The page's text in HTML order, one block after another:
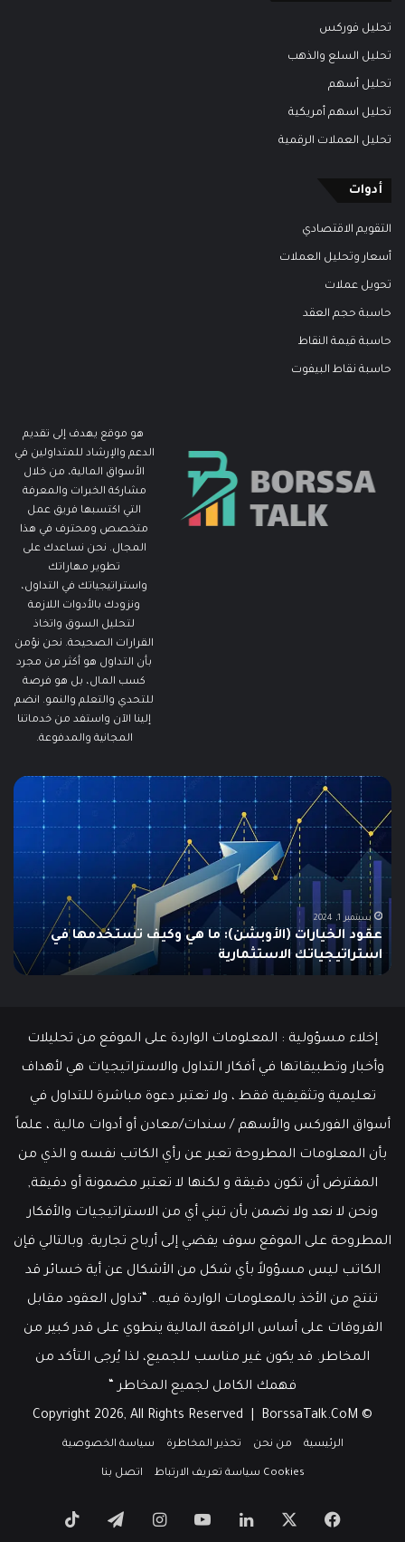
تحليل فوركس
تحليل السلع والذهب
تحليل أسهم
تحليل اسهم أمريكية
تحليل العملات الرقمية
أدوات
التقويم الاقتصادي
أسعار وتحليل العملات
تحويل عملات
حاسبة حجم العقد
حاسبة قيمة النقاط
حاسبة نقاط البيفوت
هو موقع يهدف إلى تقديم
الدعم والإرشاد للمتداولين في
الأسواق المالية، من خلال
مشاركة الخبرات والمعرفة
التي اكتسبها فريق عمل
متخصص ومحترف في هذا
المجال. نحن نساعدك على
تطوير مهاراتك
واستراتيجياتك في التداول،
ونزودك بالأدوات اللازمة
لتحليل السوق واتخاذ
القرارات الصحيحة. نحن نؤمن
بأن التداول هو أكثر من مجرد
كسب المال، بل هو فرصة
للتحدي والتعلم والنمو. انضم
إلينا الآن واستفد من خدماتنا
المجانية والمدفوعة.
ما
هو
الـ
Swing
دليلك
الشامل
للمبتدئين
يونيو 10, 2025
ما هو الـ Swing Trading؟ دليلك الشامل للمبتدئين
إخلاء مسؤولية : المعلومات الواردة على الموقع من تحليلات
وأخبار وتطبيقاتها في أفكار التداول والاستراتيجيات هي لأهداف
تعليمية وتثقيفية فقط ، ولا تعتبر دعوة مباشرة للتداول في
أسواق الفوركس والأسهم / سندات/معادن أو أدوات مالية ، علماً
بأن المعلومات المطروحة تعبر عن رأي الكاتب نفسه و الذي من
المفترض أن تكون دقيقة و لكنها لا تعتبر مضمونة أو دقيقة,
ونحن لا نعد ولا نضمن بأن تبني أي من الاستراتيجيات والأفكار
المطروحة على الموقع سوف يفضي إلى أرباح تجارية. وبالتالي فإن
الكاتب ليس مسؤولاً بأي شكل من الأشكال عن أية خسائر قد
تنتج من الأخذ بالمعلومات الواردة فيه.. “تداول العقود مقابل
الفروقات على أساس الرافعة المالية ينطوي على قدر كبير من
المخاطر. قد يكون غير مناسب للجميع، لذا يُرجى التأكد من
فهمك الكامل لجميع المخاطر “
© Copyright 2026, All Rights Reserved |
BorssaTalk.CoM
الرئيسية من نحن تحذير المخاطرة سياسة الخصوصية
Cookies سياسة تعريف الارتباط اتصل بنا
فيسبوك لينكدإن ‫YouTubeانستقرامتيلقرام